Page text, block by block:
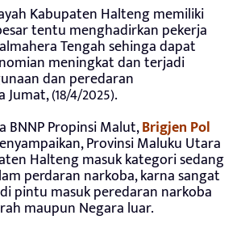
Kabupaten Halteng memiliki
tentu menghadirkan pekerja
Tengah sehinga dapat
meningkat dan terjadi
dan peredaran
(18/4/2025).
BNNP Propinsi Malut,Brigjen Pol
Provinsi Maluku Utara
Halteng masuk kategori sedang
perdaran narkoba, karna sangat
pintu masuk peredaran narkoba
maupun Negara luar.